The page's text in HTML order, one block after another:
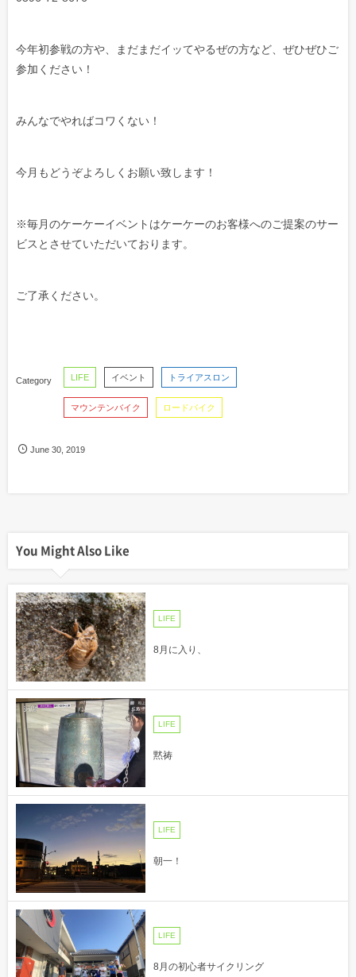
今年初参戦の方や、まだまだイッてやるぜの方など、ぜひぜひご
参加ください！
みんなでやればコワくない！
今月もどうぞよろしくお願い致します！
※毎月のケーケーイベントはケーケーのお客様へのご提案のサー
ビスとさせていただいております。
ご了承ください。
LIFE イベント トライアスロン
マウンテンバイク ロードバイク
June 30 ,2019
You Might Also Like
LIFE
8月に入り、
LIFE
黙祷
LIFE
朝一！
LIFE
8月の初心者サイクリング